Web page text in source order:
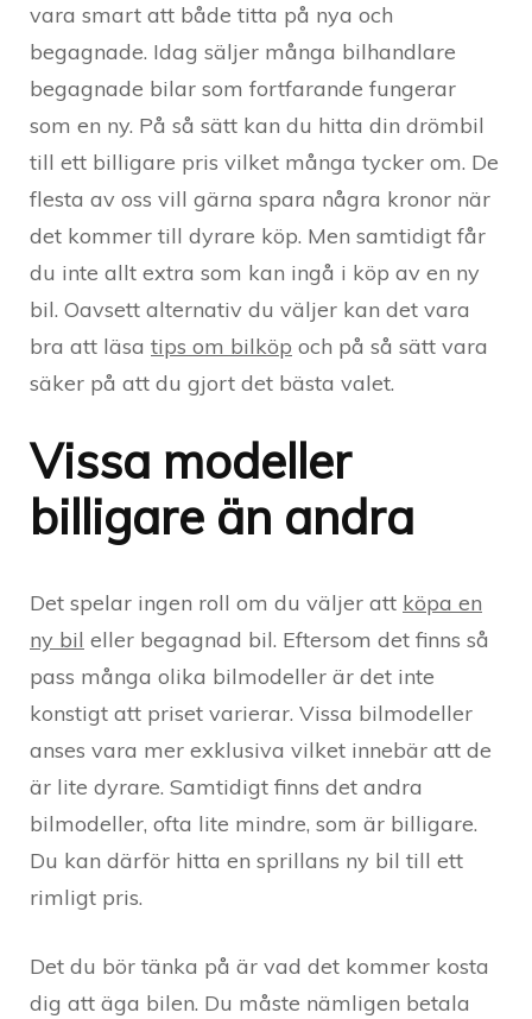
vara smart att både titta på nya och
begagnade. Idag säljer många bilhandlare
begagnade bilar som fortfarande fungerar
som en ny. På så sätt kan du hitta din drömbil
till ett billigare pris vilket många tycker om. De
flesta av oss vill gärna spara några kronor när
det kommer till dyrare köp. Men samtidigt får
du inte allt extra som kan ingå i köp av en ny
bil. Oavsett alternativ du väljer kan det vara
bra att läsa tips om bilköp och på så sätt vara
säker på att du gjort det bästa valet.
Vissa modeller
billigare än andra
Det spelar ingen roll om du väljer att köpa en
ny bil eller begagnad bil. Eftersom det finns så
pass många olika bilmodeller är det inte
konstigt att priset varierar. Vissa bilmodeller
anses vara mer exklusiva vilket innebär att de
är lite dyrare. Samtidigt finns det andra
bilmodeller, ofta lite mindre, som är billigare.
Du kan därför hitta en sprillans ny bil till ett
rimligt pris.
Det du bör tänka på är vad det kommer kosta
dig att äga bilen. Du måste nämligen betala